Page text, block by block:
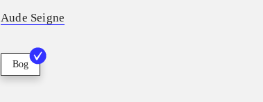
Aude Seigne
Bog